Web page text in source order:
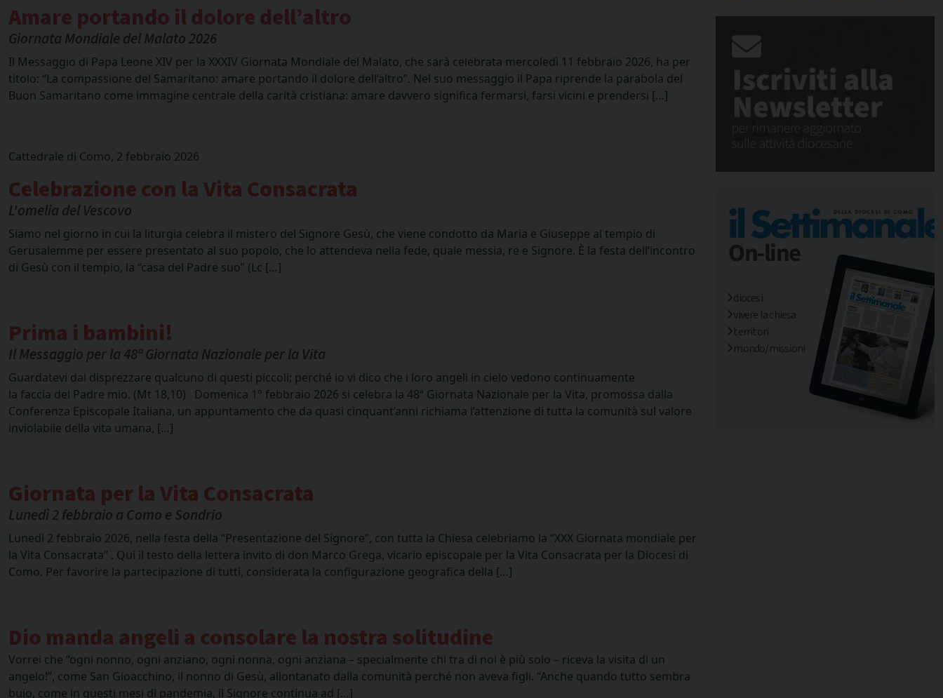
Amare portando il dolore dell’altro
Giornata Mondiale del Malato 2026
Il Messaggio di Papa Leone XIV per la XXXIV Giornata Mondiale del Malato, che sarà celebrata mercoledì 11 febbraio 2026, ha per
titolo: “La compassione del Samaritano: amare portando il dolore dell’altro”. Nel suo messaggio il Papa riprende la parabola del
Buon Samaritano come immagine centrale della carità cristiana: amare davvero significa fermarsi, farsi vicini e prendersi […]
Cattedrale di Como, 2 febbraio 2026
Celebrazione con la Vita Consacrata
L'omelia del Vescovo
Siamo nel giorno in cui la liturgia celebra il mistero del Signore Gesù, che viene condotto da Maria e Giuseppe al tempio di
Gerusalemme per essere presentato al suo popolo, che lo attendeva nella fede, quale messia, re e Signore. È la festa dell’incontro
di Gesù con il tempio, la “casa del Padre suo” (Lc […]
Prima i bambini!
Il Messaggio per la 48ª Giornata Nazionale per la Vita
Guardatevi dal disprezzare qualcuno di questi piccoli; perché io vi dico che i loro angeli in cielo vedono continuamente
la faccia del Padre mio. (Mt 18,10) Domenica 1° febbraio 2026 si celebra la 48ª Giornata Nazionale per la Vita, promossa dalla
Conferenza Episcopale Italiana, un appuntamento che da quasi cinquant’anni richiama l’attenzione di tutta la comunità sul valore
inviolabile della vita umana, […]
Giornata per la Vita Consacrata
Lunedì 2 febbraio a Como e Sondrio
Lunedì 2 febbraio 2026, nella festa della “Presentazione del Signore”, con tutta la Chiesa celebriamo la “XXX Giornata mondiale per
la Vita Consacrata” . Qui il testo della lettera invito di don Marco Grega, vicario episcopale per la Vita Consacrata per la Diocesi di
Como. Per favorire la partecipazione di tutti, considerata la configurazione geografica della […]
Dio manda angeli a consolare la nostra solitudine
Vorrei che “ogni nonno, ogni anziano, ogni nonna, ogni anziana – specialmente chi tra di noi è più solo – riceva la visita di un
angelo!”, come San Gioacchino, il nonno di Gesù, allontanato dalla comunità perché non aveva figli. “Anche quando tutto sembra
buio, come in questi mesi di pandemia, il Signore continua ad […]
diocesi
vivere la chiesa
territori
mondo/missioni